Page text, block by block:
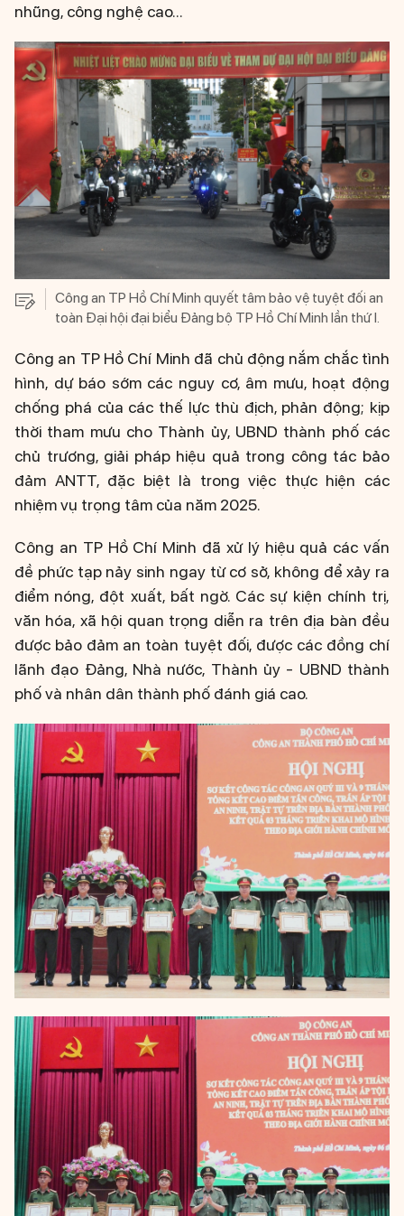
nhũng, công nghệ cao...
Công an TP Hồ Chí Minh quyết tâm bảo vệ tuyệt đối an
toàn Đại hội đại biểu Đảng bộ TP Hồ Chí Minh lần thứ I.
Công an TP Hồ Chí Minh đã chủ động nắm chắc tình
hình, dự báo sớm các nguy cơ, âm mưu, hoạt động
chống phá của các thế lực thù địch, phản động; kịp
thời tham mưu cho Thành ủy, UBND thành phố các
chủ trương, giải pháp hiệu quả trong công tác bảo
đảm ANTT, đặc biệt là trong việc thực hiện các
nhiệm vụ trọng tâm của năm 2025.
Công an TP Hồ Chí Minh đã xử lý hiệu quả các vấn
đề phức tạp nảy sinh ngay từ cơ sở, không để xảy ra
điểm nóng, đột xuất, bất ngờ. Các sự kiện chính trị,
văn hóa, xã hội quan trọng diễn ra trên địa bàn đều
được bảo đảm an toàn tuyệt đối, được các đồng chí
lãnh đạo Đảng, Nhà nước, Thành ủy - UBND thành
phố và nhân dân thành phố đánh giá cao.